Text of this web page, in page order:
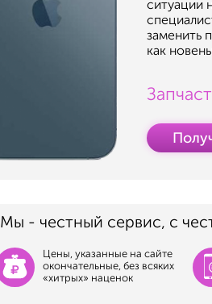
ситуации
заменить
как
Мы - честный сервис, с
Цены, указанные на сайте
окончательные, без всяких
«хитрых» наценок